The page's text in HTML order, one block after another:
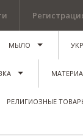
МЫЛО
РЕЛИГИОЗНЫЕ